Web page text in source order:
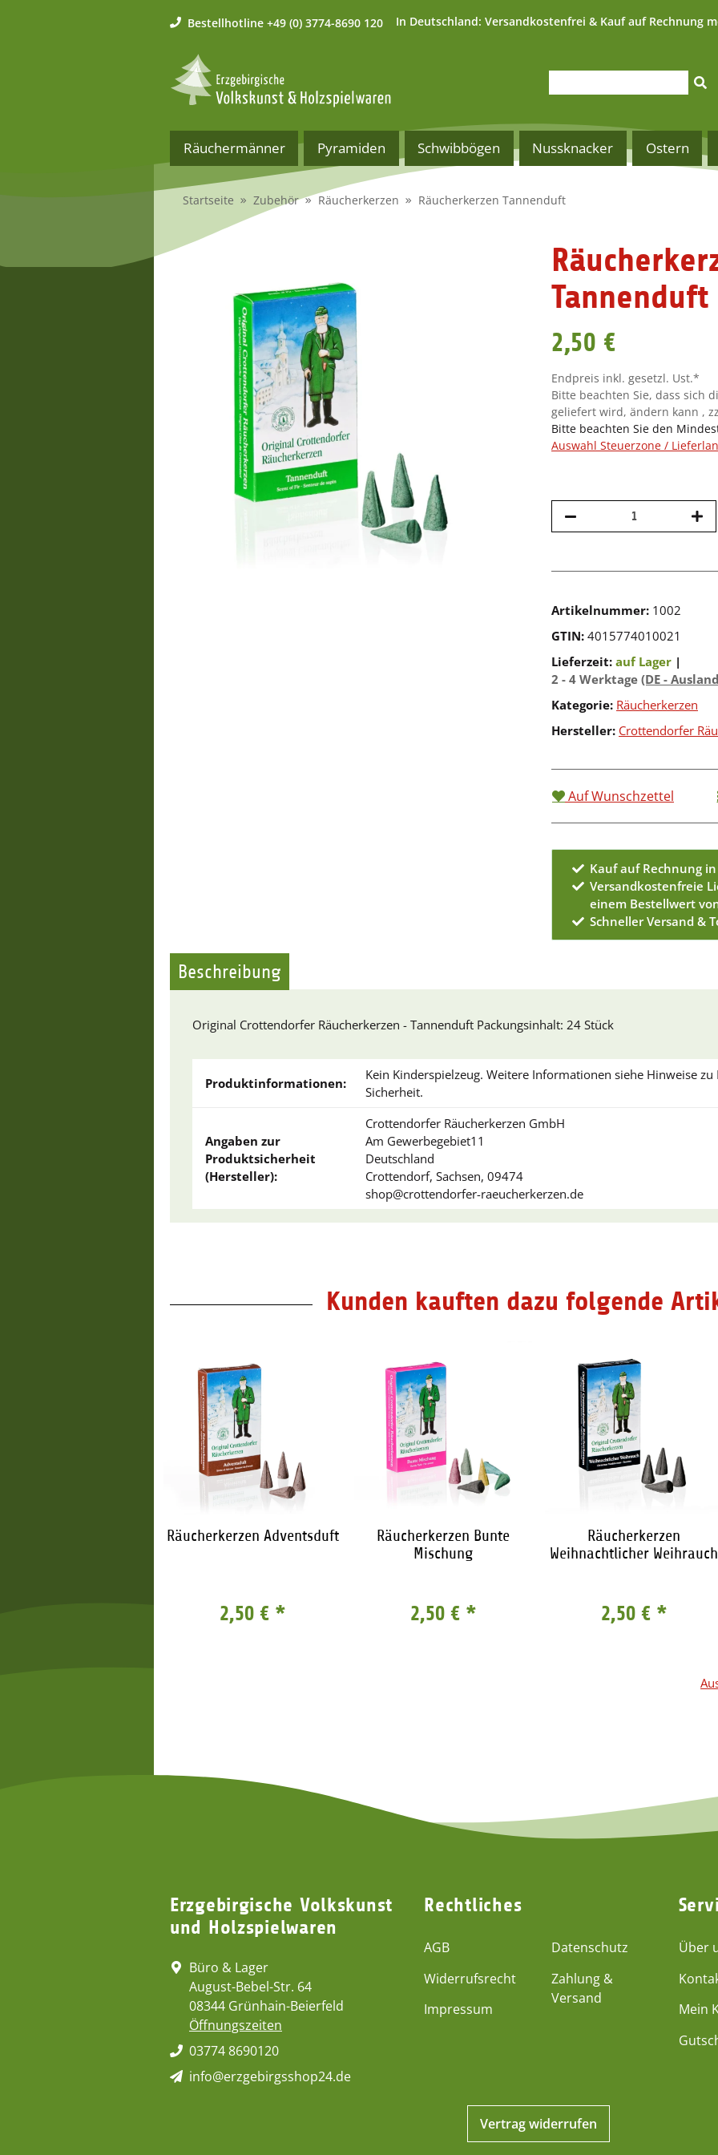
Bestellhotline +49 (0) 3774-8690 120 In Deutschland: Versandkostenfrei & Kauf auf Rechnung
Räuchermänner Pyramiden Schwibbögen Nussknacker Ostern
Startseite Zubehör Räucherkerzen Räucherkerzen Tannenduft
Tannenduft
2,50 €
Endpreis inkl. gesetzl. Ust.*
Bitte beachten Sie, dass sich
geliefert wird, ändern kann ,
Bitte beachten Sie den
Auswahl Steuerzone /
Artikelnummer: 1002
GTIN: 4015774010021
Lieferzeit: auf Lager |
2 - 4 Werktage (DE -
Kategorie: Räucherkerzen
Hersteller: Crottendorfer
Auf Wunschzettel
Kauf auf Rechnung
Versandkostenfreie
einem Bestellwert
Schneller Versand &
Beschreibung
Original Crottendorfer Räucherkerzen - Tannenduft Packungsinhalt: 24 Stück
Produktinformationen:
Kein Kinderspielzeug. Weitere Informationen siehe Hinweise
Sicherheit.
Angaben zur
Produktsicherheit
(Hersteller):
Crottendorfer Räucherkerzen GmbH
Am Gewerbegebiet11
Deutschland
Crottendorf, Sachsen, 09474
shop@crottendorfer-raeucherkerzen.de
Kunden kauften dazu folgende
Räucherkerzen Adventsduft
2,50 € *
Räucherkerzen Bunte
Mischung
2,50 € *
Räucherkerzen
Weihnachtlicher Weihrauch
2,50 € *
Erzgebirgische Volkskunst
und Holzspielwaren
Büro & Lager
August-Bebel-Str. 64
08344 Grünhain-Beierfeld
Öffnungszeiten
03774 8690120
info@erzgebirgsshop24.de
Rechtliches
AGB
Widerrufsrecht
Impressum
Datenschutz
Zahlung &
Versand
Über
Mein
Vertrag widerrufen